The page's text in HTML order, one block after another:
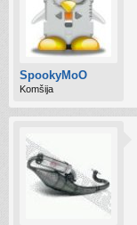
SpookyMoO
Komšija